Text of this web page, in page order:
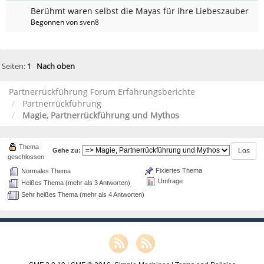
Berühmt waren selbst die Mayas für ihre Liebeszauber
Begonnen vonsven8
Seiten: 1 Nach oben
Partnerrückführung Forum Erfahrungsberichte
Partnerrückführung
Magie, Partnerrückführung und Mythos
Gehe zu:
Normales Thema
Heißes Thema (mehr als 3 Antworten)
Sehr heißes Thema (mehr als 4 Antworten)
Thema
geschlossen
Fixiertes Thema
Umfrage